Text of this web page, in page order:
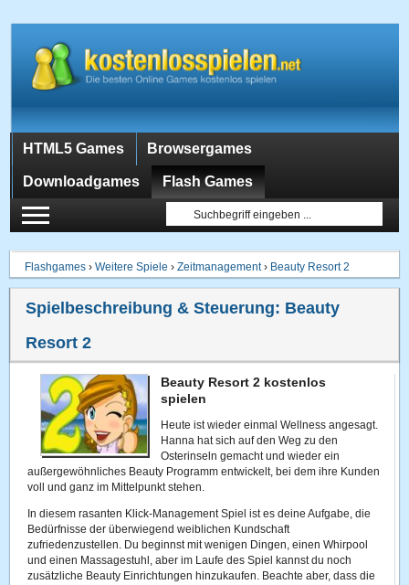
HTML5 Games Browsergames
Downloadgames Flash Games
Flashgames ›Weitere Spiele ›Zeitmanagement› Beauty Resort 2
Spielbeschreibung & Steuerung: Beauty
Resort 2
Beauty Resort 2 kostenlos
spielen
Heute ist wieder einmal Wellness angesagt.
Hanna hat sich auf den Weg zu den
Osterinseln gemacht und wieder ein
außergewöhnliches Beauty Programm entwickelt, bei dem ihre Kunden
voll und ganz im Mittelpunkt stehen.
In diesem rasanten Klick-Management Spiel ist es deine Aufgabe, die
Bedürfnisse der überwiegend weiblichen Kundschaft
zufriedenzustellen. Du beginnst mit wenigen Dingen, einen Whirpool
und einen Massagestuhl, aber im Laufe des Spiel kannst du noch
zusätzliche Beauty Einrichtungen hinzukaufen. Beachte aber, dass die